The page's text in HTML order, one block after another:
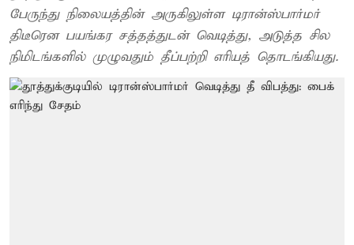
பேருந்து நிலையத்தின் அருகிலுள்ள டிரான்ஸ்பார்மர்
திடீரென பயங்கர சத்தத்துடன் வெடித்து, அடுத்த சில
நிமிடங்களில் முழுவதும் தீப்பற்றி எரியத் தொடங்கியது.